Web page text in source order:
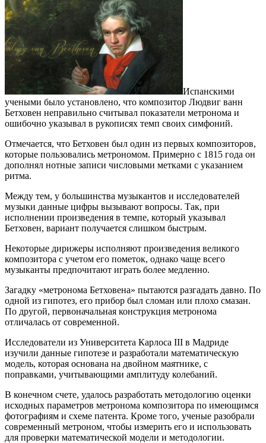
Испанскими
учеными было установлено, что композитор Людвиг ванн
Бетховен неправильно считывал показатели метронома и
ошибочно указывал в рукописях темп своих симфоний.
Отмечается, что Бетховен был один из первых композиторов,
которые пользовались метрономом. Примерно с 1815 года он
дополнял нотные записи числовыми метками с указанием
ритма.
Между тем, у большинства музыкантов и исследователей
музыки данные цифры вызывают вопросы. Так, при
исполнении произведения в темпе, который указывал
Бетховен, вариант получается слишком быстрым.
Некоторые дирижеры исполняют произведения великого
композитора с учетом его пометок, однако чаще всего
музыканты предпочитают играть более медленно.
Загадку «метронома Бетховена» пытаются разгадать давно. По
одной из гипотез, его прибор был сломан или плохо смазан.
По другой, первоначальная конструкция метронома
отличалась от современной.
Исследователи из Университета Карлоса III в Мадриде
изучили данные гипотезе и разработали математическую
модель, которая основана на двойном маятнике, с
поправками, учитывающими амплитуду колебаний.
В конечном счете, удалось разработать методологию оценки
исходных параметров метронома композитора по имеющимся
фотографиям и схеме патента. Кроме того, ученые разобрали
современный метроном, чтобы измерить его и использовать
для проверки математической модели и методологии.